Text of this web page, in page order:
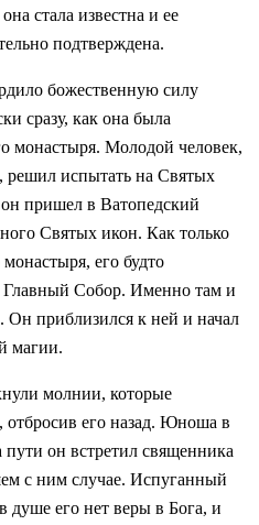
стала известна и ее
подтверждена.
божественную силу
сразу, как она была
монастыря. Молодой человек,
решил испытать на Святых
пришел в Ватопедский
Святых икон. Как только
его будто
Главный Собор. Именно там и
Он приблизился к ней и начал
магии.
молнии, которые
отбросив его назад. Юноша в
он встретил священника
с ним случае. Испуганный
душе его нет веры в Бога, и